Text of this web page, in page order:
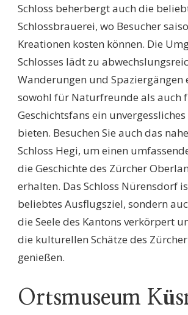
Schloss beherbergt auch die
Schlossbrauerei, wo Besucher
Kreationen kosten können. Die
Schlosses lädt zu
Wanderungen und Spaziergängen
sowohl für Naturfreunde als auch
Geschichtsfans ein
bieten. Besuchen Sie auch das
Schloss Hegi, um einen
die Geschichte des Zürcher
erhalten. Das Schloss Nürensdorf
beliebtes Ausflugsziel, sondern
die Seele des Kantons verkörpert
die kulturellen Schätze des
genießen.
Ortsmuseum